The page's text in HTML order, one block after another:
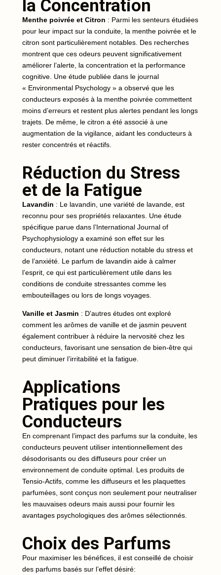
la Concentration
Menthe poivrée et Citron : Parmi les senteurs étudiées
pour leur impact sur la conduite, la menthe poivrée et le
citron sont particulièrement notables. Des recherches
montrent que ces odeurs peuvent significativement
améliorer l’alerte, la concentration et la performance
cognitive. Une étude publiée dans le journal
« Environmental Psychology » a observé que les
conducteurs exposés à la menthe poivrée commettent
moins d’erreurs et restent plus alertes pendant les longs
trajets. De même, le citron a été associé à une
augmentation de la vigilance, aidant les conducteurs à
rester concentrés et réactifs.
Réduction du Stress
et de la Fatigue
Lavandin : Le lavandin, une variété de lavande, est
reconnu pour ses propriétés relaxantes. Une étude
spécifique parue dans l’International Journal of
Psychophysiology a examiné son effet sur les
conducteurs, notant une réduction notable du stress et
de l’anxiété. Le parfum de lavandin aide à calmer
l’esprit, ce qui est particulièrement utile dans les
conditions de conduite stressantes comme les
embouteillages ou lors de longs voyages.
Vanille et Jasmin : D’autres études ont exploré
comment les arômes de vanille et de jasmin peuvent
également contribuer à réduire la nervosité chez les
conducteurs, favorisant une sensation de bien-être qui
peut diminuer l’irritabilité et la fatigue.
Applications
Pratiques pour les
Conducteurs
En comprenant l’impact des parfums sur la conduite, les
conducteurs peuvent utiliser intentionnellement des
désodorisants ou des diffuseurs pour créer un
environnement de conduite optimal. Les produits de
Tensio-Actifs, comme les diffuseurs et les plaquettes
parfumées, sont conçus non seulement pour neutraliser
les mauvaises odeurs mais aussi pour fournir les
avantages psychologiques des arômes sélectionnés.
Choix des Parfums
Pour maximiser les bénéfices, il est conseillé de choisir
des parfums basés sur l’effet désiré: